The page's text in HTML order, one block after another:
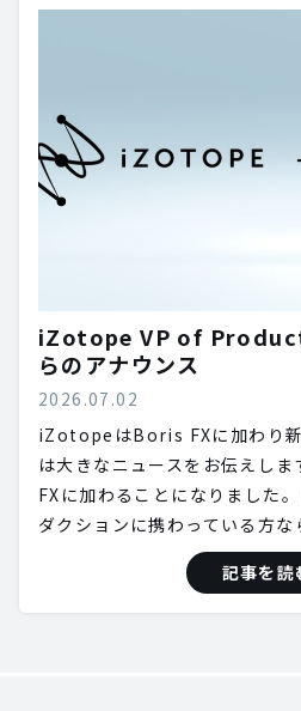
iZotope VP of
らのアナウンス
2026.07.02
iZotopeはBoris FXに加わり新
は大きなニュースをお伝えし
FXに加わることになりました
ダクションに携わっている方
記事を読